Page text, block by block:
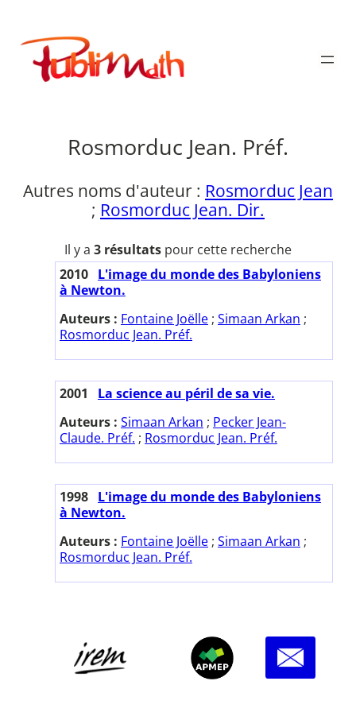
contenu
Publimath
Rosmorduc Jean. Préf.
Autres noms d'auteur : Rosmorduc Jean
; Rosmorduc Jean. Dir.
Il y a 3 résultats pour cette recherche
2010 L'image du monde des Babyloniens
à Newton.
Auteurs : Fontaine Joëlle ; Simaan Arkan ;
Rosmorduc Jean. Préf.
2001
La science au péril de sa vie.
Auteurs : Simaan Arkan ; Pecker Jean-
Claude. Préf. ; Rosmorduc Jean. Préf.
1998 L'image du monde des Babyloniens
à Newton.
Auteurs : Fontaine Joëlle ; Simaan Arkan ;
Rosmorduc Jean. Préf.